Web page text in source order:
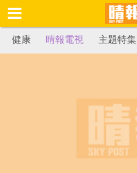
健康 晴報電視 主題特集